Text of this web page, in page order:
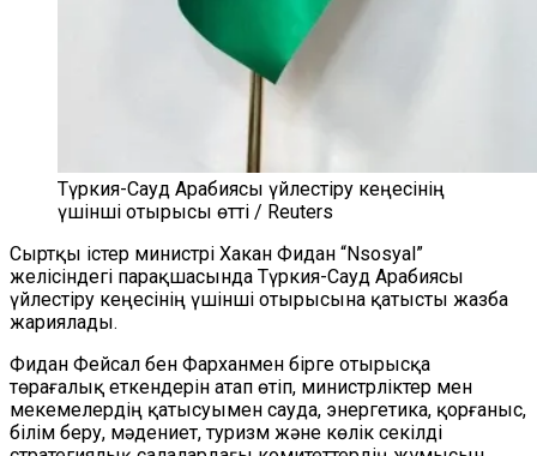
Түркия-Сауд Арабиясы үйлестіру кеңесінің
үшінші отырысы өтті / Reuters
Сыртқы істер министрі Хакан Фидан “Nsosyal”
желісіндегі парақшасында Түркия-Сауд Арабиясы
үйлестіру кеңесінің үшінші отырысына қатысты жазба
жариялады.
Фидан Фейсал бен Фарханмен бірге отырысқа
төрағалық еткендерін атап өтіп, министрліктер мен
мекемелердің қатысуымен сауда, энергетика, қорғаныс,
білім беру, мәдениет, туризм және көлік секілді